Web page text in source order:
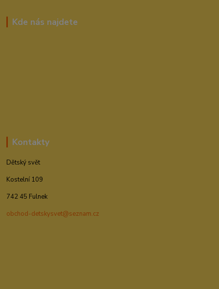
Kde nás najdete
Kontakty
Dětský svět
Kostelní 109
742 45 Fulnek
obchod-detskysvet@seznam.cz